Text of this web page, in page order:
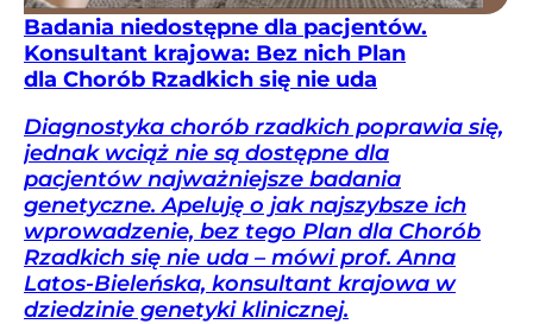
Badania niedostępne dla pacjentów.
Konsultant krajowa: Bez nich Plan
dla Chorób Rzadkich się nie uda
Diagnostyka chorób rzadkich poprawia się,
jednak wciąż nie są dostępne dla
pacjentów najważniejsze badania
genetyczne. Apeluję o jak najszybsze ich
wprowadzenie, bez tego Plan dla Chorób
Rzadkich się nie uda – mówi prof. Anna
Latos-Bieleńska, konsultant krajowa w
dziedzinie genetyki klinicznej.